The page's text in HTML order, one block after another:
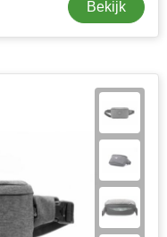
Bekijk